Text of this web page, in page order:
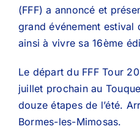
(FFF) a annoncé et
grand événement estival
ainsi à vivre sa 16ème
Le départ du FFF Tour
juillet prochain au
douze étapes de l’été.
Bormes-les-Mimosas.